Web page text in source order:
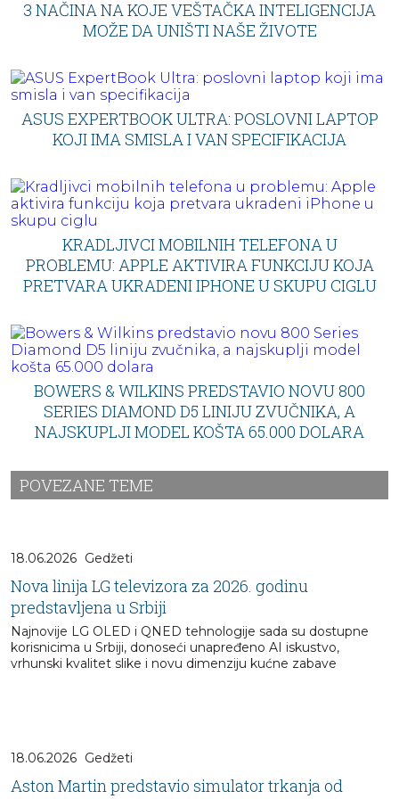
3 NAČINA NA KOJE VEŠTAČKA INTELIGENCIJA
MOŽE DA UNIŠTI NAŠE ŽIVOTE
ASUS EXPERTBOOK ULTRA: POSLOVNI LAPTOP
KOJI IMA SMISLA I VAN SPECIFIKACIJA
KRADLJIVCI MOBILNIH TELEFONA U
PROBLEMU: APPLE AKTIVIRA FUNKCIJU KOJA
PRETVARA UKRADENI IPHONE U SKUPU CIGLU
BOWERS & WILKINS PREDSTAVIO NOVU 800
SERIES DIAMOND D5 LINIJU ZVUČNIKA, A
NAJSKUPLJI MODEL KOŠTA 65.000 DOLARA
POVEZANE TEME
18.06.2026 Gedžeti
Nova linija LG televizora za 2026. godinu
predstavljena u Srbiji
Najnovije LG OLED i QNED tehnologije sada su dostupne
korisnicima u Srbiji, donoseći unapređeno AI iskustvo,
vrhunski kvalitet slike i novu dimenziju kućne zabave
18.06.2026 Gedžeti
Aston Martin predstavio simulator trkanja od